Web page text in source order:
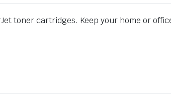
toner cartridges. Keep your home or